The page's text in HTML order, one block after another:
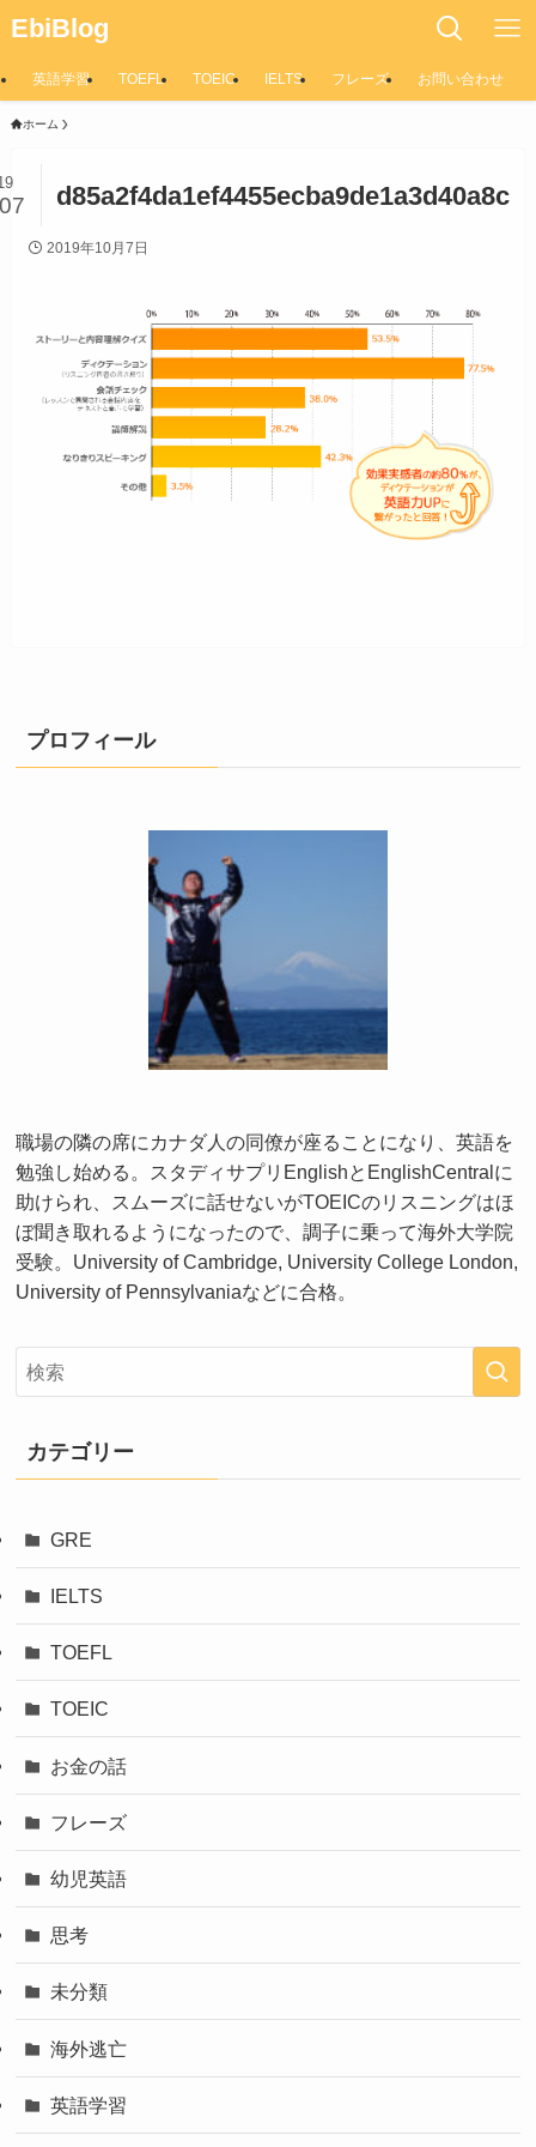
EbiBlog
英語学習 TOEFL TOEIC IELTS フレーズ お問い合わせ
ホーム
d85a2f4da1ef4455ecba9de1a3d40a8c
2019年10月7日
プロフィール
職場の隣の席にカナダ人の同僚が座ることになり、英語を
勉強し始める。スタディサプリEnglishとEnglishCentralに
助けられ、スムーズに話せないがTOEICのリスニングはほ
ぼ聞き取れるようになったので、調子に乗って海外大学院
受験。University of Cambridge, University College London,
University of Pennsylvaniaなどに合格。
カテゴリー
GRE
IELTS
TOEFL
TOEIC
お金の話
フレーズ
幼児英語
思考
未分類
海外逃亡
英語学習